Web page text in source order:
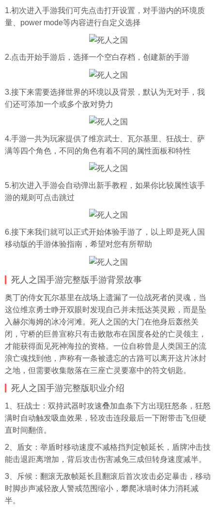
1.初次进入手游我们可先点击打开设置，对手游内的环境质
量、power mode等内容进行自定义选择
2.点击开始手游后，选择一个空白存档，创建新的手游
3.接下来需要选择世界的环境以及背景，默认为无对手，我
们还可添加一个或多个敌对势力
4.手游一共为玩家提供了维京武士、瓦尔基里、狂战士、萨
满等四个角色，不同的角色有着不同的属性面板和特性
5.初次进入手游会自动弹出新手教程，如果你比较属性该手
游的规则可点击跳过
6.接下来我们就可以正式开始体验手游了，以上即是死人国
移动版的手游体验指南，希望对您有所帮助
死人之国手游完整版手游背景故事
奥丁的侍女瓦尔基里在战场上遗漏了一位战死者的灵魂，当
这位维京勇士睁开双眼时发现自己并未抵达英灵殿，而是坠
入赫尔海姆的冰冷河滩。死人之国的大门在他身后轰然关
闭，守桥的巨兽宣称只有击败散布在国度各处的亡灵领主，
才能获得面见死神海拉的资格。一位自称曾是人类国王的流
浪亡魂找到他，声称有一条被遗忘的古路可以离开这片冰封
之地，但需要收集散落在三座亡灵要塞中的符文钥匙。
死人之国手游完整版职业介绍
1、狂战士：双持武器时攻速叠加血条下方出现狂怒条，狂怒
满时自动触发吸血效果，轻攻击连段最后一下附带击飞但硬
直时间翻倍。
2、盾女：举盾时移动速度不减格挡判定帧延长，盾牌冲击技
能击退距离增加，背后攻击伤害减免三成但转身速度减半。
3、斥候：翻滚无敌帧延长且翻滚后首次攻击必定暴击，移动
时脚步声减轻敌人警戒范围缩小，攀爬冰墙时体力消耗减
半。